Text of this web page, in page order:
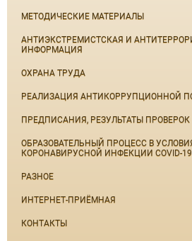
МЕТОДИЧЕСКИЕ МАТЕРИАЛЫ
АНТИЭКСТРЕМИСТСКАЯ И
ИНФОРМАЦИЯ
ОХРАНА ТРУДА
РЕАЛИЗАЦИЯ АНТИКОРРУПЦИОННОЙ
ПРЕДПИСАНИЯ, РЕЗУЛЬТАТЫ ПРОВЕРОК
ОБРАЗОВАТЕЛЬНЫЙ ПРОЦЕСС В
КОРОНАВИРУСНОЙ ИНФЕКЦИИ COVID-19
РАЗНОЕ
ИНТЕРНЕТ-ПРИЁМНАЯ
КОНТАКТЫ